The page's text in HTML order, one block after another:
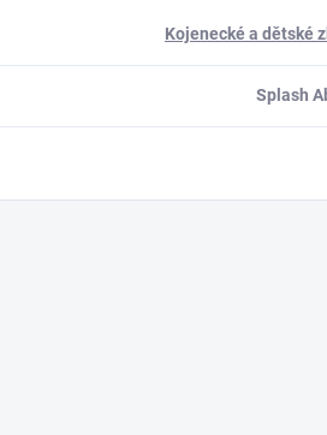
Kojenecké a dětské
Splash